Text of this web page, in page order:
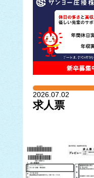
2026.07.02
求人票